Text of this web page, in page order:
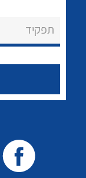
לכל מוצרי היצרן
לכל מוצרי היצרן
תפקיד